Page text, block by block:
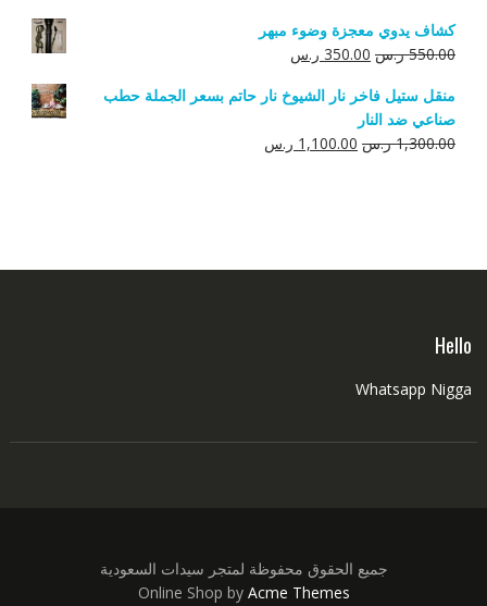
هو:
680.00 ر.س.
هو:
500.00 ر.س.
كشاف يدوي معجزة وضوء مبهر
550.00 ر.س السعر
هو:
550.00 ر.س.
350.00 ر.سالسعر
هو:
منقل ستيل فاخر نار الشيوخ نار حاتم بسعر الجملة حطب
صناعي ضد النار
1,300.00 ر.س السعر
1,100.00 ر.سالسعر
Hello
Whatsapp Nigga
جميع الحقوق محفوظة لمتجر سيدات السعودية
Online Shop by Acme Themes